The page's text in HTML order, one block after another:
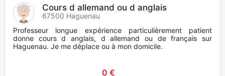
Cours d allemand ou d anglais
67500 Haguenau
Professeur longue expérience particulièrement patient
donne cours d anglais, d allemand ou de français sur
Haguenau. Je me déplace ou à mon domicile.
0 €